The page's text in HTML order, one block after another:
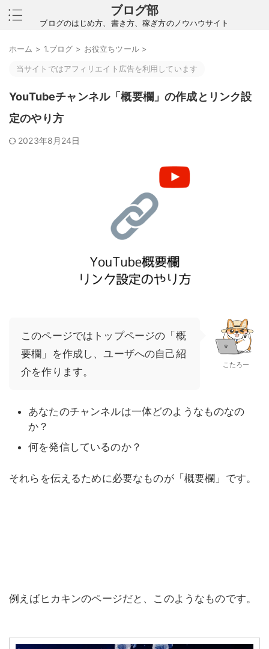
ブログ部
ブログのはじめ方、書き方、稼ぎ方のノウハウサイト
ホーム > 1.ブログ > お役立ちツール >
当サイトではアフィリエイト広告を利用しています
YouTubeチャンネル「概要欄」の作成とリンク設
定のやり方
2023年8月24日
このページではトップページの「概
要欄」を作成し、ユーザへの自己紹
介を作ります。
こたろー
あなたのチャンネルは一体どのようなものなの
か？
何を発信しているのか？
それらを伝えるために必要なものが「概要欄」です。
例えばヒカキンのページだと、このようなものです。